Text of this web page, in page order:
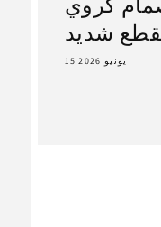
15 يونيو 2026